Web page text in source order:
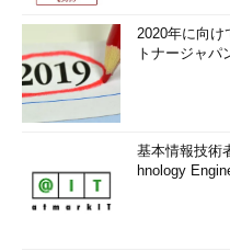
2020年に向け
トナージャパ
基本情報技術
hnology